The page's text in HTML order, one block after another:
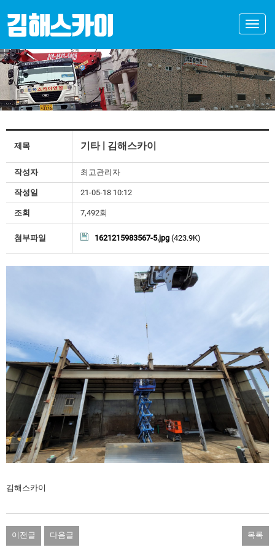
Toggle
제목 기타 | 김해스카이
작성자 최고관리자
작성일 21-05-18 10:12
조회 7,492회
첨부파일 1621215983567-5.jpg (423.9K)
김해스카이
이전글 다음글 목록